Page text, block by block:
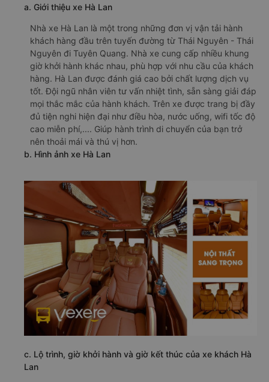
a. Giới thiệu xe Hà Lan
Nhà xe Hà Lan là một trong những đơn vị vận tải hành
khách hàng đầu trên tuyến đường từ Thái Nguyên - Thái
Nguyên đi Tuyên Quang. Nhà xe cung cấp nhiều khung
giờ khởi hành khác nhau, phù hợp với nhu cầu của khách
hàng. Hà Lan được đánh giá cao bởi chất lượng dịch vụ
tốt. Đội ngũ nhân viên tư vấn nhiệt tình, sẵn sàng giải đáp
mọi thắc mắc của hành khách. Trên xe được trang bị đầy
đủ tiện nghi hiện đại như điều hòa, nước uống, wifi tốc độ
cao miễn phí,.... Giúp hành trình di chuyển của bạn trở
nên thoải mái và thú vị hơn.
b. Hình ảnh xe Hà Lan
c. Lộ trình, giờ khởi hành và giờ kết thúc của xe khách Hà
Lan